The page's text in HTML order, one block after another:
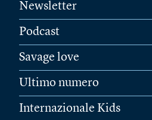
Newsletter
Podcast
Savage love
Ultimo numero
Internazionale Kids